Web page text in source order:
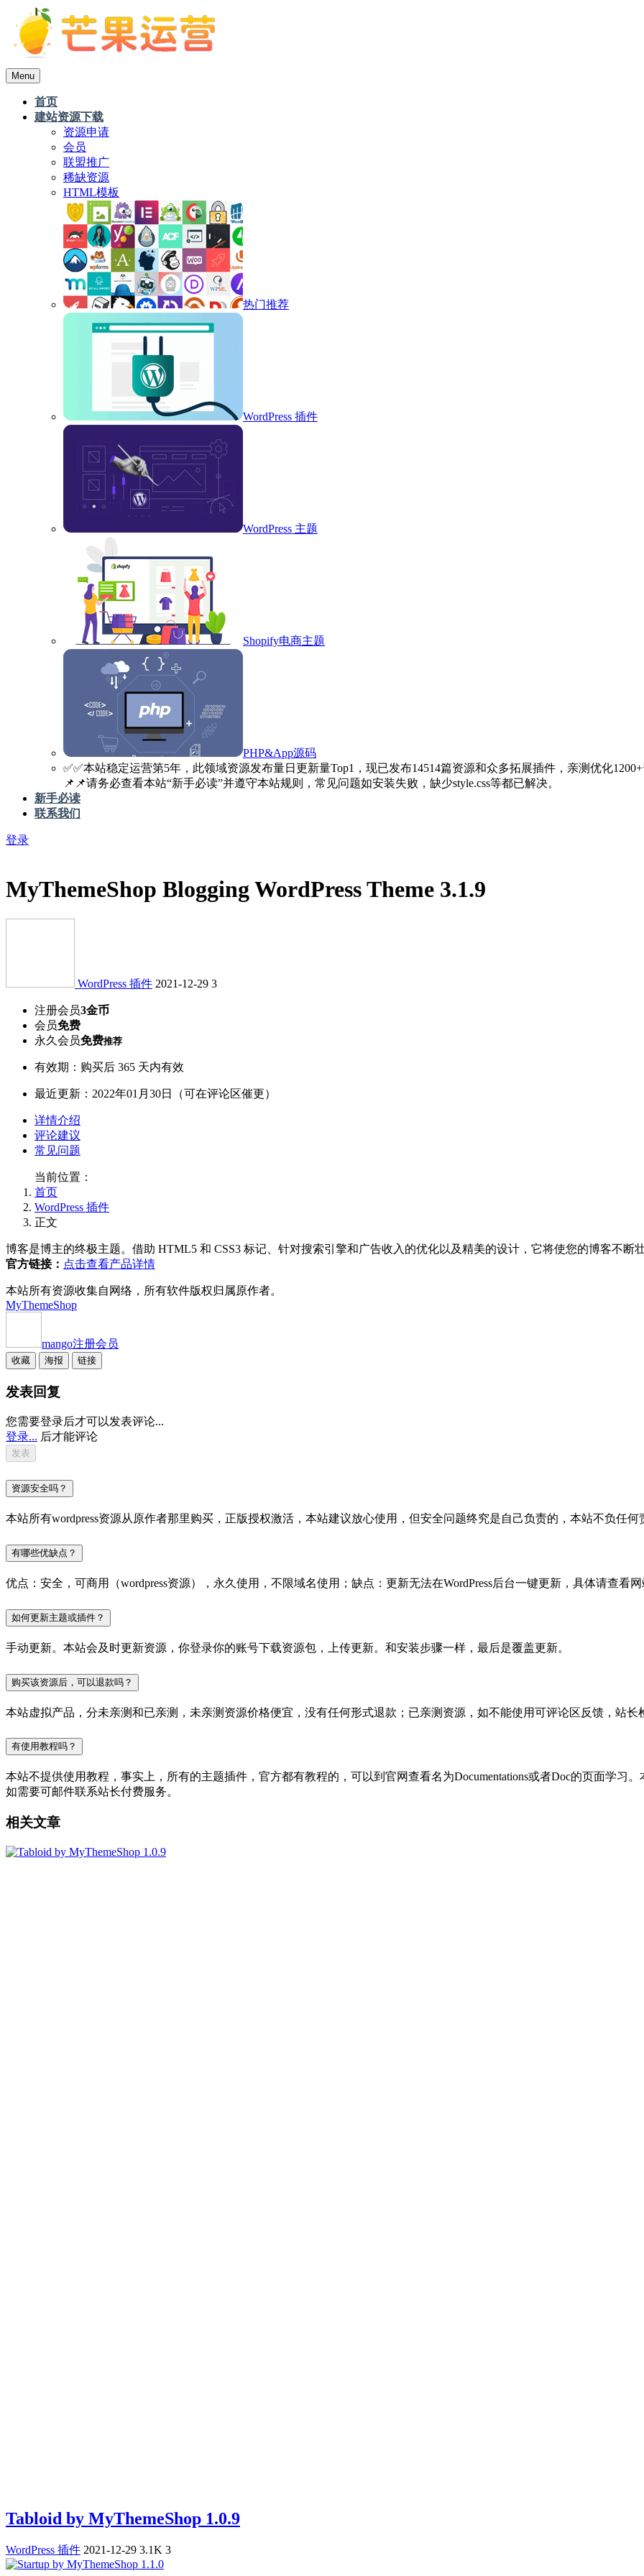
Menu
首页
建站资源下载
资源申请
会员
联盟推广
稀缺资源
HTML模板
热门推荐
WordPress 插件
WordPress 主题
Shopify电商主题
PHP&App源码
✅️✅️本站稳定运营第5年，此领域资源发布量日更新量Top1，现已发布14514篇资源和众多拓展插件，亲测优化
📌📌请务必查看本站“新手必读”并遵守本站规则，常见问题如安装失败，缺少style.css等都已解决。
新手必读
联系我们
登录
MyThemeShop Blogging WordPress Theme 3.1.9
WordPress 插件 2021-12-29 3
注册会员3金币
会员免费
永久会员免费推荐
有效期：购买后 365 天内有效
最近更新：2022年01月30日（可在评论区催更）
详情介绍
评论建议
常见问题
当前位置：
首页
WordPress 插件
正文
博客是博主的终极主题。借助 HTML5 和 CSS3 标记、针对搜索引擎和广告收入的优化以及精美的设计，它将使您的博客不断
官方链接： 点击查看产品详情
本站所有资源收集自网络，所有软件版权归属原作者。
MyThemeShop
mango注册会员
收藏 海报 链接
发表回复
您需要登录后才可以发表评论...
登录... 后才能评论
资源安全吗？
本站所有wordpress资源从原作者那里购买，正版授权激活，本站建议放心使用，但安全问题终究是自己负责的，本站不负任
有哪些优缺点？
优点：安全，可商用（wordpress资源），永久使用，不限域名使用；缺点：更新无法在WordPress后台一键更新，具体请查看
如何更新主题或插件？
手动更新。本站会及时更新资源，你登录你的账号下载资源包，上传更新。和安装步骤一样，最后是覆盖更新。
购买该资源后，可以退款吗？
本站虚拟产品，分未亲测和已亲测，未亲测资源价格便宜，没有任何形式退款；已亲测资源，如不能使用可评论区反馈，站
有使用教程吗？
本站不提供使用教程，事实上，所有的主题插件，官方都有教程的，可以到官网查看名为Documentations或者Doc的页面学习
如需要可邮件联系站长付费服务。
相关文章
Tabloid by MyThemeShop 1.0.9
WordPress 插件 2021-12-29 3.1K 3